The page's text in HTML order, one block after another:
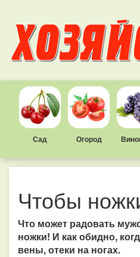
Сад Огород
Чтобы
Что может радовать
ножки! И как обидно,
вены, отеки на ногах.